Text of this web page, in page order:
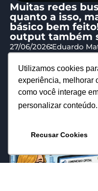
Utilizamos cookies
experiência, melhorar
como você interage
personalizar conteúdo.
Recusar Cookies
Muitas redes
quanto a isso,
básico bem
output também
27/06/2026 Eduardo
Vamos a algumas
tem os sistemas
organizados e